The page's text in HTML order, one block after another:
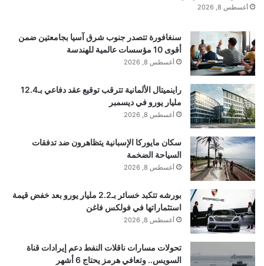
تاريخ النشر: 2026-01-16 18:13:00
اقرأ أيضًا: سكان مايوركا الإسبانية يتظاهرون ضد
تدفقات السياحة الضخمة
الكاتب:
تنويه من موقع “yalebnan.org”:
تم جلب هذا المحتوى بشكل آلي من المصدر:
arabic.rt.com
بتاريخ:2026-01-16 18:13:00
.
أغسطس 8, 2026
سنغافورة تتصدر جنوب شرق آسيا بجامعتين ضمن
أقوى 10 مؤسسات عالمية للهندسة
أغسطس 8, 2026
راينميتال الألمانية تترقب توقيع عقد دفاعي بـ12.4
مليار يورو في ديسمبر
أغسطس 8, 2026
سكان مايوركا الإسبانية يتظاهرون ضد تدفقات
السياحة الضخمة
أغسطس 8, 2026
بورشه تتكبد خسائر بـ2.2 مليار يورو بعد خفض قيمة
استثماراتها في فولكس فاغن
أغسطس 8, 2026
تحولات مسارات ناقلات النفط دعم إيرادات قناة
السويس.. وتعافي هرمز يحتاج 6 أشهر